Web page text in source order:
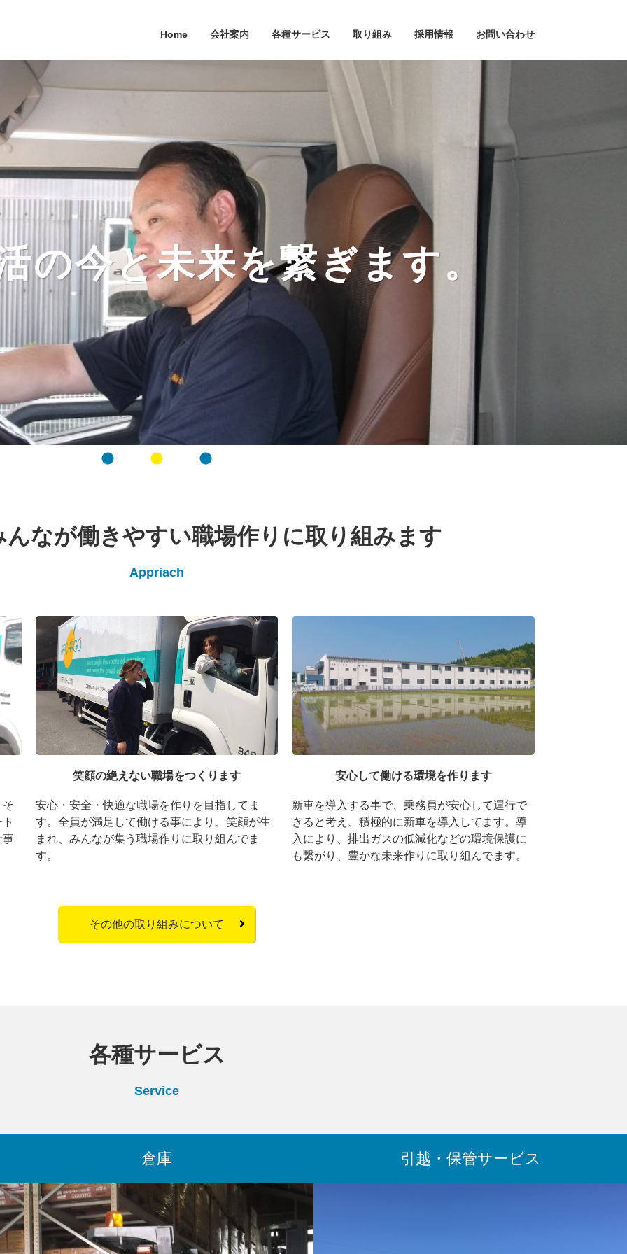
Home 会社案内 各種サービス 取り組み 採用情報 お問い合わせ
の今と未来を繋ぎます。
んなが働きやすい職場作りに取り組みます
Appriach
そ
事
笑顔の絶えない職場をつくります
安心・安全・快適な職場を作りを目指してま
す。全員が満足して働ける事により、笑顔が生
まれ、みんなが集う職場作りに取り組んでま
す。
安心して働ける環境を作ります
新車を導入する事で、乗務員が安心して運行で
きると考え、積極的に新車を導入してます。導
入により、排出ガスの低減化などの環境保護に
も繋がり、豊かな未来作りに取り組んでます。
その他の取り組みについて
各種サービス
Service
倉庫 引越・保管サービス